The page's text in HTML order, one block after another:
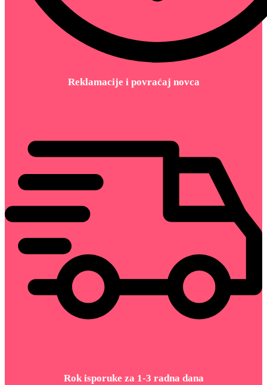
Reklamacije i povraćaj novca
Rok isporuke za 1-3 radna dana